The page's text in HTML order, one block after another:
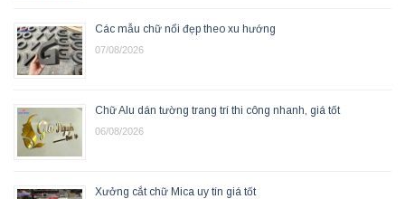
Các mẫu chữ nổi đẹp theo xu hướng
07/08/2026
Chữ Alu dán tường trang trí thi công nhanh, giá tốt
06/08/2026
Xưởng cắt chữ Mica uy tín giá tốt